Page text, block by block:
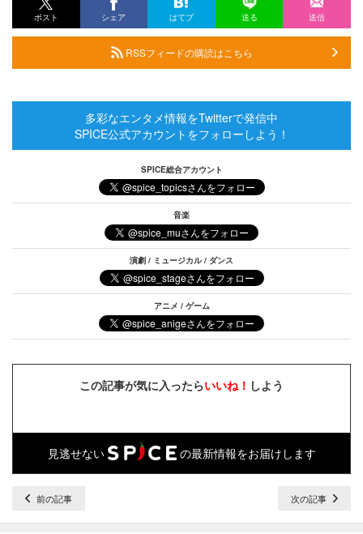
ポスト シェア はてブ 送る 送信
RSSフィードの購読はこちら
多彩なエンタメ情報をTwitterで発信中
SPICE公式アカウントをフォローしよう！
SPICE総合アカウント
音楽
演劇 / ミュージカル / ダンス
アニメ / ゲーム
この記事が気に入ったらいいね！ しよう
見逃せない の最新情報をお届けします
前の記事 次の記事